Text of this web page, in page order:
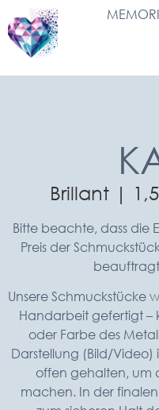
Brillant |
Bitte beachte, dass die
Preis der
Unsere Schmuckstücke
Handarbeit gefertigt –
oder Farbe des
Darstellung (Bild/Video)
offen gehalten, um
machen. In der